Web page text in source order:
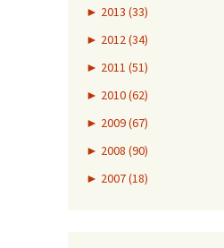
► 2013 (33)
► 2012 (34)
► 2011 (51)
► 2010 (62)
► 2009 (67)
► 2008 (90)
► 2007 (18)